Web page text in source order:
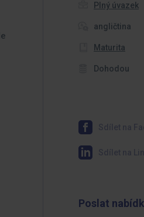
Plný úvazek
angličtina
Maturita
Dohodou
Poslat